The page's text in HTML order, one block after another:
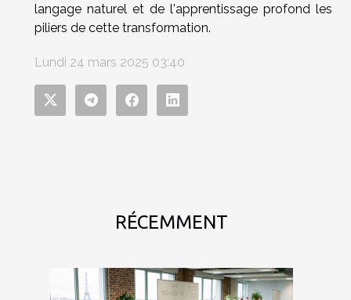
RÉCEMMENT
langage naturel et de l'apprentissage profond les
piliers de cette transformation.
Lundi 24 mars 2025 03:40